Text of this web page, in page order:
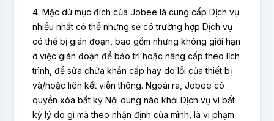
4. Mặc dù mục đích của Jobee là cung cấp Dịch vụ
nhiều nhất có thể nhưng sẽ có trường hợp Dịch vụ
có thể bị gián đoạn, bao gồm nhưng không giới hạn
ở việc gián đoạn để bảo trì hoặc nâng cấp theo lịch
trình, để sửa chữa khẩn cấp hay do lỗi của thiết bị
và/hoặc liên kết viễn thông. Ngoài ra, Jobee có
quyền xóa bất kỳ Nội dung nào khỏi Dịch vụ vì bất
kỳ lý do gì mà theo nhận định của mình, là vi phạm